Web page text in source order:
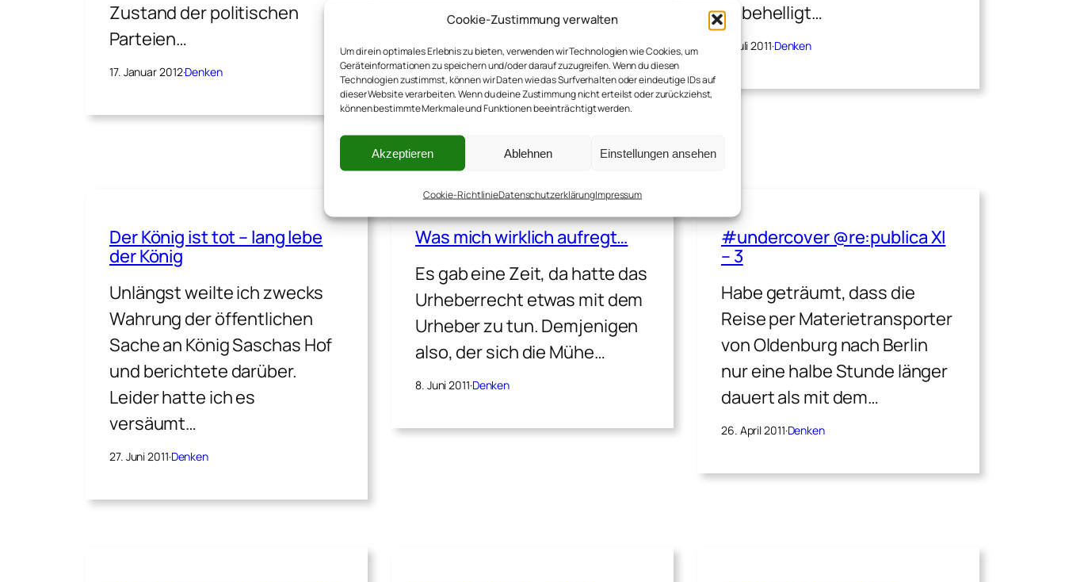
Cookie-Zustimmung verwalten
Um dir ein optimales Erlebnis zu bieten, verwenden wir Technologien wie Cookies, um
Geräteinformationen zu speichern und/oder darauf zuzugreifen. Wenn du diesen
Technologien zustimmst, können wir Daten wie das Surfverhalten oder eindeutige IDs auf
dieser Website verarbeiten. Wenn du deine Zustimmung nicht erteilst oder zurückziehst,
können bestimmte Merkmale und Funktionen beeinträchtigt werden.
Akzeptieren Ablehnen Einstellungen ansehen
Cookie-RichtlinieDatenschutzerklärungImpressum
Zustand der politischen
Parteien…
17. Januar 2012·Denken
mein ganz persönliches
dann das… Warum ich…
24. Juli 2011·Denken
unbehelligt…
5. Juli 2011·Denken
Der König ist tot – lang lebe
der König
Unlängst weilte ich zwecks
Wahrung der öffentlichen
Sache an König Saschas Hof
und berichtete darüber.
Leider hatte ich es
versäumt…
27. Juni 2011·Denken
Was mich wirklich aufregt…
Es gab eine Zeit, da hatte das
Urheberrecht etwas mit dem
Urheber zu tun. Demjenigen
also, der sich die Mühe…
8. Juni 2011·Denken
#undercover @re:publica XI
– 3
Habe geträumt, dass die
Reise per Materietransporter
von Oldenburg nach Berlin
nur eine halbe Stunde länger
dauert als mit dem…
26. April 2011·Denken